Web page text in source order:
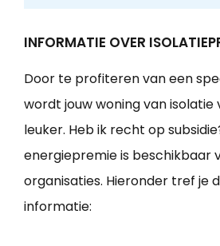
INFORMATIE OVER
Door te profiteren van een
wordt jouw woning van isolatie
leuker. Heb ik recht op
energiepremie is beschikbaar
organisaties. Hieronder tref je
informatie: